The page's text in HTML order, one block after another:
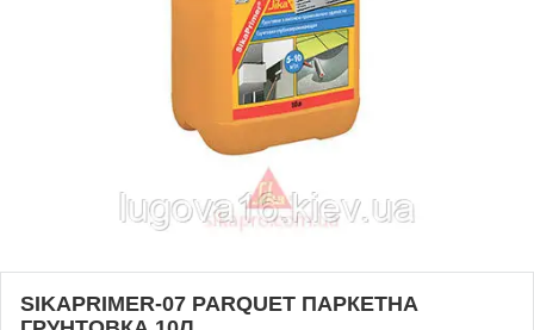
SIKAPRIMER-07 PARQUET ПАРКЕТНА